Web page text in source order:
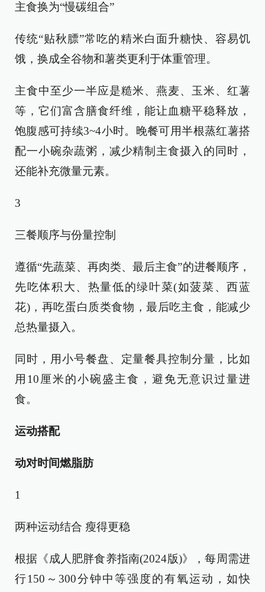
主食换为“慢碳组合”
传统“贴秋膘”常吃的精米白面升糖快、容易饥
饿，换成全谷物和薯类更利于体重管理。
主食中至少一半应是糙米、燕麦、玉米、红薯
等，它们富含膳食纤维，能让血糖平稳释放，
饱腹感可持续3~4小时。晚餐可用半根蒸红薯搭
配一小碗杂蔬粥，减少精制主食摄入的同时，
还能补充微量元素。
3
三餐顺序与份量控制
遵循“先蔬菜、再肉类、最后主食”的进餐顺序，
先吃体积大、热量低的绿叶菜(如菠菜、西蓝
花)，再吃蛋白质类食物，最后吃主食，能减少
总热量摄入。
同时，用小号餐盘、定量餐具控制分量，比如
用10厘米的小碗盛主食，避免无意识过量进
食。
运动搭配
动对时间燃脂肪
1
两种运动结合 瘦得更稳
根据《成人肥胖食养指南(2024版)》，每周需进
行150～300分钟中等强度的有氧运动，如快